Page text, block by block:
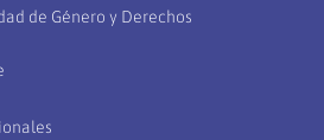
de Género y Derechos